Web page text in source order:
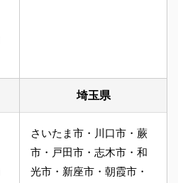
埼玉県
さいたま市・川口市・蕨
市・戸田市・志木市・和
光市・新座市・朝霞市・